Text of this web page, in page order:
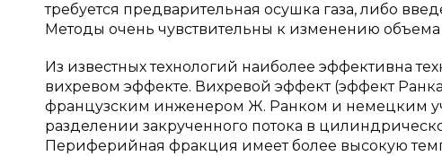
требуется предварительная осушка газа, либо
Методы очень чувствительны к изменению объема
Из известных технологий наиболее эффективна
вихревом эффекте. Вихревой эффект (эффект
французским инженером Ж. Ранком и немецким
разделении закрученного потока в
Периферийная фракция имеет более высокую